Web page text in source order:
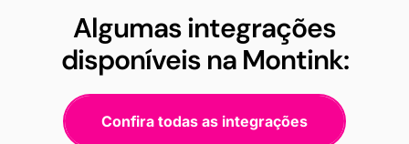
Algumas integrações
disponíveis na Montink:
Confira todas as integrações